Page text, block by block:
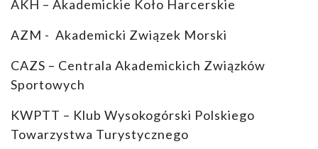
AKH – Akademickie Koło Harcerskie
AZM - Akademicki Związek Morski
CAZS – Centrala Akademickich Związków
Sportowych
KWPTT – Klub Wysokogórski Polskiego
Towarzystwa Turystycznego